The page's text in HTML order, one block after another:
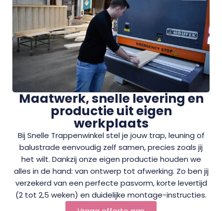
Maatwerk, snelle levering en
productie uit eigen
werkplaats
Bij Snelle Trappenwinkel stel je jouw trap, leuning of
balustrade eenvoudig zelf samen, precies zoals jij
het wilt. Dankzij onze eigen productie houden we
alles in de hand: van ontwerp tot afwerking. Zo ben jij
verzekerd van een perfecte pasvorm, korte levertijd
(2 tot 2,5 weken) en duidelijke montage-instructies.